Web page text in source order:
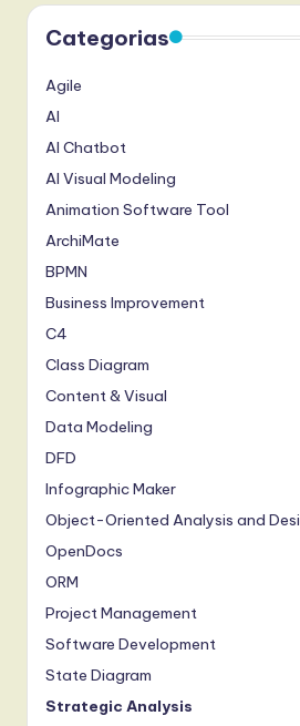
a
n
n
o
v
a
ti
o
n
Categorias
Agile
AI
AI Chatbot
AI Visual Modeling
Animation Software Tool
ArchiMate
BPMN
Business Improvement
C4
Class Diagram
Content & Visual
Data Modeling
DFD
Infographic Maker
Object-Oriented Analysis and
OpenDocs
ORM
Project Management
Software Development
State Diagram
Strategic Analysis